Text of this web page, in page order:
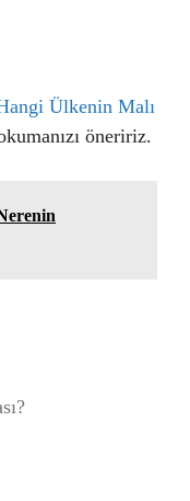
Ülkenin Malı
öneririz.